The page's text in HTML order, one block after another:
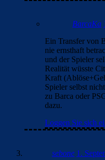
BarcaKa
Ein Transfer von
nie ernsthaft
und der Spieler
Realität wüsste
Kraft
Spieler selbst
zu Barca oder
dazu.
Loggen Sie sich
sebone 1.